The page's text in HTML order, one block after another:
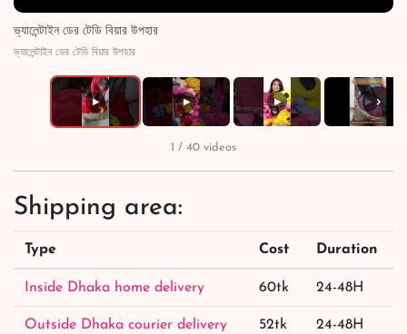
ভ্যালেন্টাইন ডের টেডি বিয়ার উপহার
ভ্যালেন্টাইন ডের টেডি বিয়ার উপহার
▶ ▶ ▶ ▶ ›
1 / 40 videos
Shipping area:
Type Cost Duration
Inside Dhaka home delivery 60tk 24-48H
Outside Dhaka courier delivery 52tk 24-48H